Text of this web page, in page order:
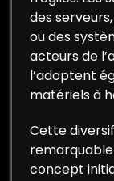
des
ou des
acteurs de
l’adoptent
matériels à
Cette
concept